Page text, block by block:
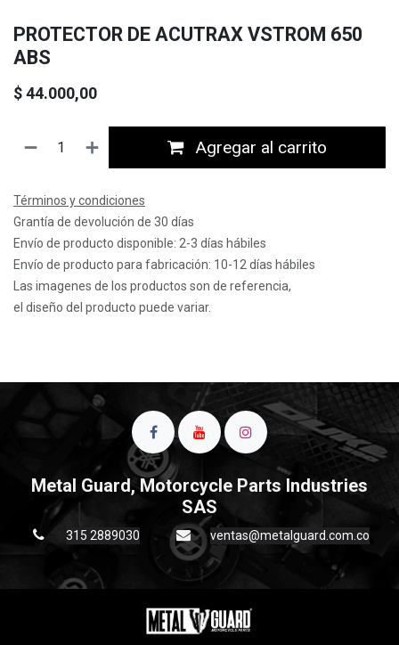
PROTECTOR DE ACUTRAX VSTROM 650
ABS
$44.000,00
Agregar al carrito
Términos y condiciones
Grantía de devolución de 30 días
Envío de producto disponible: 2-3 días hábiles
Envío de producto para fabricación: 10-12 días hábiles
Las imagenes de los productos son de referencia,
el diseño del producto puede variar.
Metal Guard, Motorcycle Parts Industries
SAS
315 2889030 ventas@metalguard.com.co